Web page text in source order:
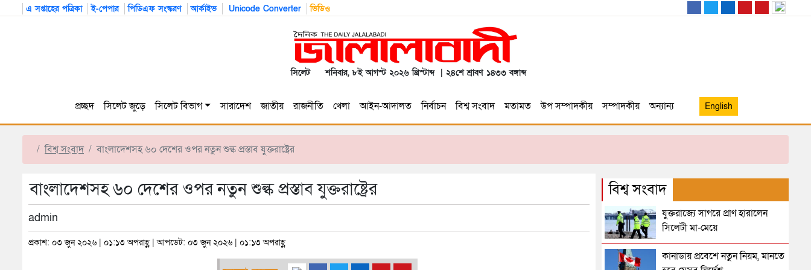
এ সপ্তাহের পত্রিকা ই-পেপার পিডিএফ সংস্করণ আর্কাইভ Unicode Converter ভিডিও
সিলেট শনিবার, ৮ই আগস্ট ২০২৬ খ্রিস্টাব্দ | ২৪শে শ্রাবণ ১৪৩৩ বঙ্গাব্দ
প্রচ্ছদ সিলেট জুড়ে সিলেট বিভাগ সারাদেশ জাতীয় রাজনীতি খেলা আইন-আদালত নির্বাচন বিশ্ব সংবাদ মতামত উপ সম্পাদকীয় সম্পাদকীয় অন্যান্য English
বিশ্ব সংবাদ বাংলাদেশসহ ৬০ দেশের ওপর নতুন শুল্ক প্রস্তাব যুক্তরাষ্ট্রের
বাংলাদেশসহ ৬০ দেশের ওপর নতুন শুল্ক প্রস্তাব যুক্তরাষ্ট্রের
admin
প্রকাশ: ০৩ জুন ২০২৬ | ০১:১৩ অপরাহ্ণ | আপডেট: ০৩ জুন ২০২৬ | ০১:১৩ অপরাহ্ণ
বিশ্ব সংবাদ
যুক্তরাজ্যে সাগরে প্রাণ হারালেন
সিলেটী মা-মেয়ে
কানাডায় প্রবেশে নতুন নিয়ম, মানতে